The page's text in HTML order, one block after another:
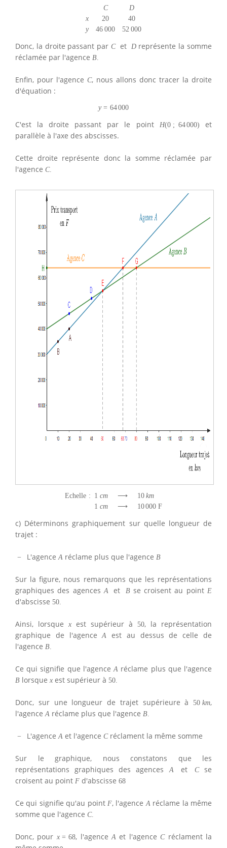
C
D
x
20
40
y
46 000 52 000
Donc, la droite passant par C et Dreprésente la somme
réclamée par l'agence B.
Enfin, pour l'agence C, nous allons donc tracer la droite
d'équation :
y = 64000
C'est la droite passant par le point H(0 ; 64000)
et
parallèle à l'axe des abscisses.
Cette droite représente donc la somme réclamée par
l'agence C.
Echelle : 1 cm ⟶ 10 km
1 cm ⟶ 10000 F
c) Déterminons graphiquement sur quelle longueur de
trajet :
− L'agenceA réclame plus que l'agenceB
Sur la figure, nous remarquons que les représentations
graphiques des agencesA et B se croisent au pointE
d'abscisse 50.
Ainsi, lorsque x est supérieur à 50, la représentation
graphique de l'agenceA
est au dessus de celle de
l'agence B.
Ce qui signifie que l'agenceA réclame plus que l'agence
B lorsque x est supérieur à 50.
Donc, sur une longueur de trajet supérieure à50 km,
l'agenceA réclame plus que l'agence B.
− L'agenceA et l'agenceCréclament la même somme
Sur le graphique, nous constatons que les
représentations graphiques des agencesA et Cse
croisent au point F d'abscisse 68
Ce qui signifie qu'au point F, l'agenceAréclame la même
somme que l'agence C.
Donc, pour x = 68, l'agenceAet l'agenceCréclament la